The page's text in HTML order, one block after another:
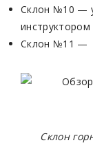
Склон №10 —
инструктором
Склон №11 —
Склон